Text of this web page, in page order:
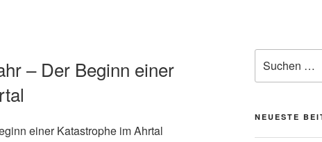
– Der Beginn einer
einer Katastrophe im Ahrtal
nach:
NEUESTE